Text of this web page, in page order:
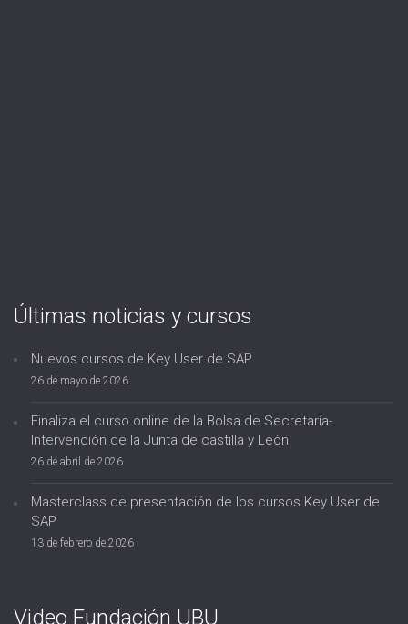
Últimas noticias y cursos
Nuevos cursos de Key User de SAP
26 de mayo de 2026
Finaliza el curso online de la Bolsa de Secretaría-
Intervención de la Junta de castilla y León
26 de abril de 2026
Masterclass de presentación de los cursos Key User de
SAP
13 de febrero de 2026
Video Fundación UBU